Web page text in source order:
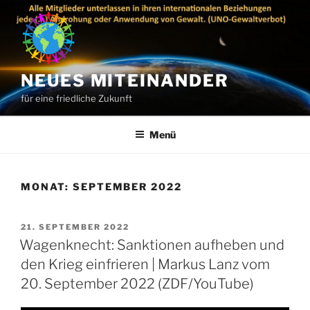
Inhalt
springen
NEUES MITEINANDER
für eine friedliche Zukunft
Menü
MONAT: SEPTEMBER 2022
VERÖFFENTLICHT
AM
21. SEPTEMBER 2022
Wagenknecht: Sanktionen aufheben und
den Krieg einfrieren | Markus Lanz vom
20. September 2022 (ZDF/YouTube)